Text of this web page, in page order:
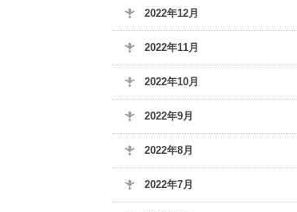
2022年12月
2022年11月
2022年10月
2022年9月
2022年8月
2022年7月